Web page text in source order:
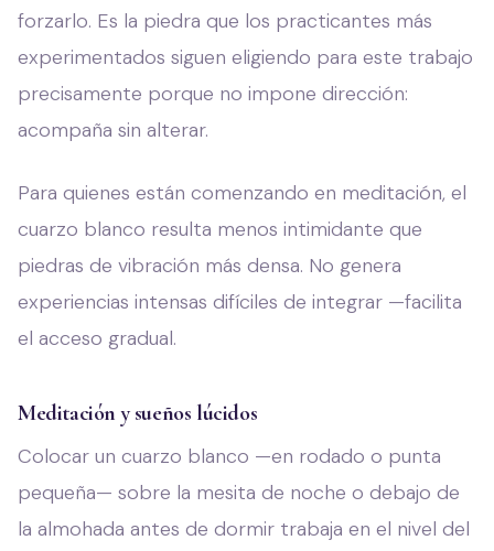
forzarlo. Es la piedra que los practicantes más
experimentados siguen eligiendo para este trabajo
precisamente porque no impone dirección:
acompaña sin alterar.
Para quienes están comenzando en meditación, el
cuarzo blanco resulta menos intimidante que
piedras de vibración más densa. No genera
experiencias intensas difíciles de integrar —facilita
el acceso gradual.
Meditación y sueños lúcidos
Colocar un cuarzo blanco —en rodado o punta
pequeña— sobre la mesita de noche o debajo de
la almohada antes de dormir trabaja en el nivel del